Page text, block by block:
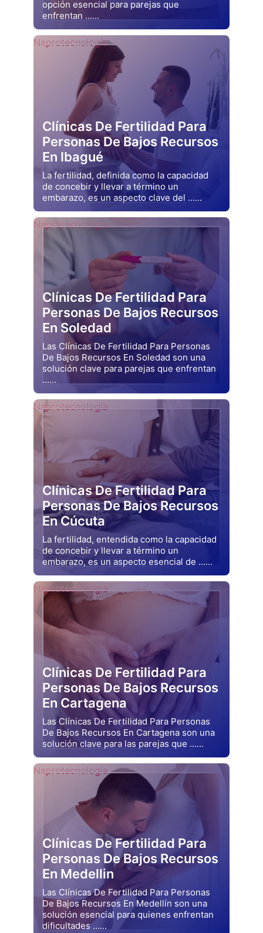
opción esencial para parejas que
enfrentan ......
Drjluquerna
Clínicas De Fertilidad Para
Personas De Bajos Recursos
En Ibagué
La fertilidad, definida como la capacidad
de concebir y llevar a término un
embarazo, es un aspecto clave del ......
Drjluquerna
Naprotecnología
Clínicas De Fertilidad Para
Personas De Bajos Recursos
En Soledad
Las Clínicas De Fertilidad Para Personas
De Bajos Recursos En Soledad son una
solución clave para parejas que enfrentan
......
Drjluquerna
Naprotecnología
Clínicas De Fertilidad Para
Personas De Bajos Recursos
En Cúcuta
La fertilidad, entendida como la capacidad
de concebir y llevar a término un
embarazo, es un aspecto esencial de ......
Drjluquerna
Naprotecnología
Clínicas De Fertilidad Para
Personas De Bajos Recursos
En Cartagena
Las Clínicas De Fertilidad Para Personas
De Bajos Recursos En Cartagena son una
solución clave para las parejas que ......
Drjluquerna
Naprotecnología
Clínicas De Fertilidad Para
Personas De Bajos Recursos
En Medellin
Las Clínicas De Fertilidad Para Personas
De Bajos Recursos En Medellín son una
solución esencial para quienes enfrentan
dificultades ......
Naprotecnología